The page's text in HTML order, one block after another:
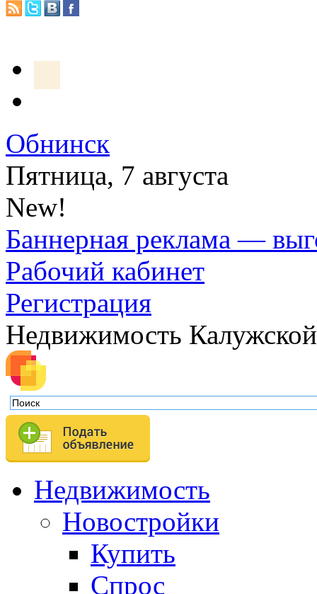
Обнинск
Пятница, 7 августа
New!
Баннерная реклама —
Рабочий кабинет
Регистрация
Недвижимость
Недвижимость
Новостройки
Купить
Спрос